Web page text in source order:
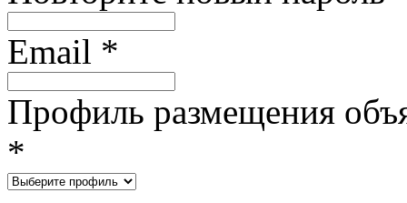
Email *
Профиль размещения
*